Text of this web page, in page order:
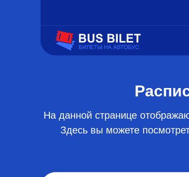
На данной странице
Здесь вы можете